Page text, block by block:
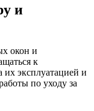
и
окон и
к
их эксплуатацией и
по уходу за